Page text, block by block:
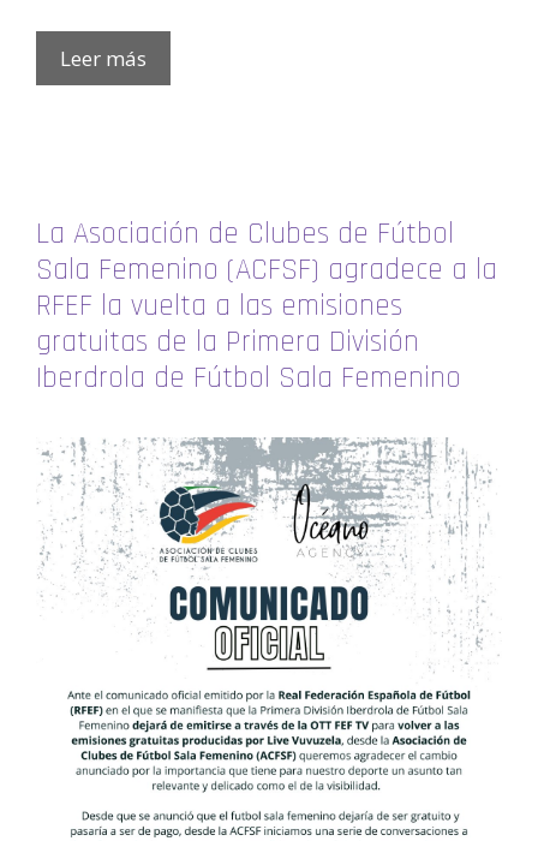
Leer más
La Asociación de Clubes de Fútbol
Sala Femenino (ACFSF) agradece a la
RFEF la vuelta a las emisiones
gratuitas de la Primera División
Iberdrola de Fútbol Sala Femenino